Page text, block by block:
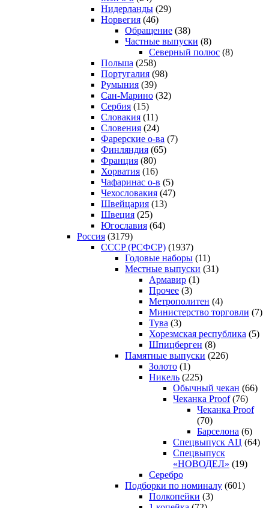
Нидерланды (29)
Норвегия (46)
Обращение (38)
Частные выпуски (8)
Северный полюс (8)
Польша (258)
Португалия (98)
Румыния (39)
Сан-Марино (32)
Сербия (15)
Словакия (11)
Словения (24)
Фарерские о-ва (7)
Финляндия (65)
Франция (80)
Хорватия (16)
Чафаринас о-в (5)
Чехословакия (47)
Швейцария (13)
Швеция (25)
Югославия (64)
Россия (3179)
CCCP (РСФСР) (1937)
Годовые наборы (11)
Местные выпуски (31)
Армавир (1)
Прочее (3)
Метрополитен (4)
Министерство торговли (7)
Тува (3)
Хорезмская республика (5)
Шпицберген (8)
Памятные выпуски (226)
Золото (1)
Никель (225)
Обычный чекан (66)
Чеканка Proof(76)
Чеканка Proof
(70)
Барселона (6)
Спецвыпуск АЦ (64)
Спецвыпуск
«НОВОДЕЛ» (19)
Серебро
Подборки по номиналу (601)
Полкопейки (3)